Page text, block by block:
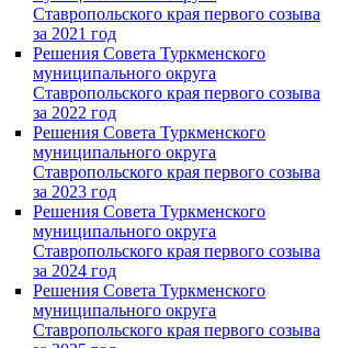
Ставропольского края первого созыва
за 2021 год
Решения Совета Туркменского
муниципального округа
Ставропольского края первого созыва
за 2022 год
Решения Совета Туркменского
муниципального округа
Ставропольского края первого созыва
за 2023 год
Решения Совета Туркменского
муниципального округа
Ставропольского края первого созыва
за 2024 год
Решения Совета Туркменского
муниципального округа
Ставропольского края первого созыва